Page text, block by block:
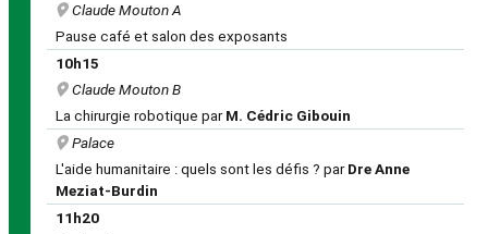
Claude Mouton A
Pause café et salon des exposants
10h15
Claude Mouton B
La chirurgie robotique parM. Cédric Gibouin
Palace
L'aide humanitaire : quels sont les défis ? parDre Anne
Meziat-Burdin
11h20